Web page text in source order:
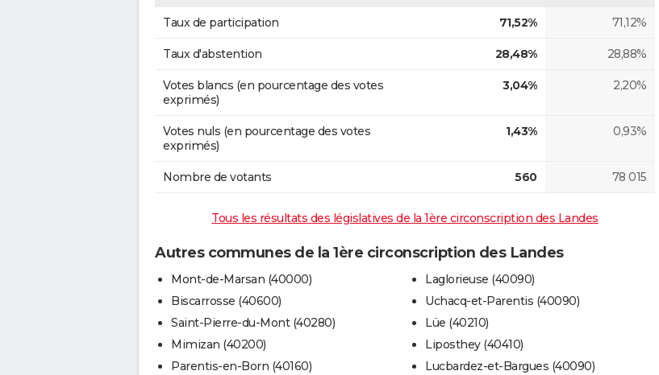
Taux de participation 71,52% 71,12%
Taux d'abstention 28,48% 28,88%
Votes blancs (en pourcentage des votes
exprimés)
3,04% 2,20%
Votes nuls (en pourcentage des votes
exprimés)
1,43% 0,93%
Nombre de votants 560 78 015
Tous les résultats des législatives de la 1ère circonscription des Landes
Autres communes de la 1ère circonscription des Landes
Mont-de-Marsan (40000)
Biscarrosse (40600)
Saint-Pierre-du-Mont (40280)
Mimizan (40200)
Parentis-en-Born (40160)
Laglorieuse (40090)
Uchacq-et-Parentis (40090)
Lüe (40210)
Liposthey (40410)
Lucbardez-et-Bargues (40090)